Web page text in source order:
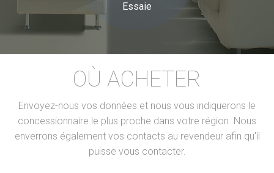
Essaie
OÙ ACHETER
Envoyez-nous vos données et nous vous indiquerons le
concessionnaire le plus proche dans votre région. Nous
enverrons également vos contacts au revendeur afin qu'il
puisse vous contacter.